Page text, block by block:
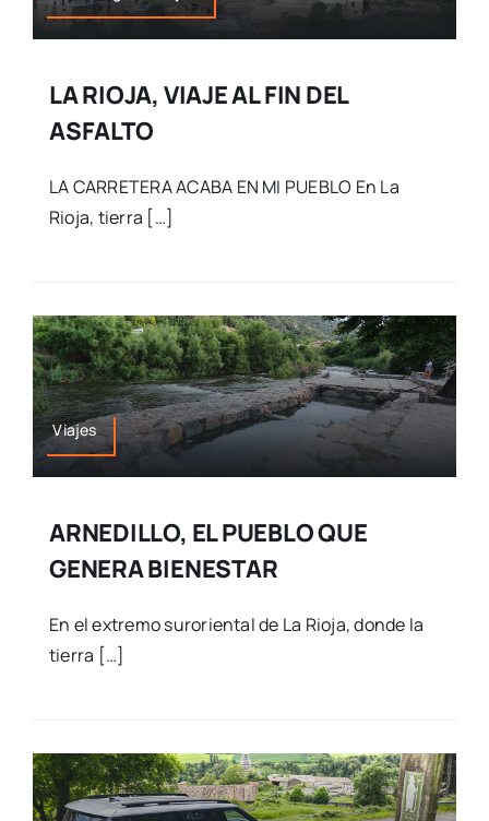
LA RIOJA, VIAJE AL FIN DEL
ASFALTO
LA CARRETERA ACABA EN MI PUEBLO En La
Rioja, tierra […]
Viajes
ARNEDILLO, EL PUEBLO QUE
GENERA BIENESTAR
En el extremo suroriental de La Rioja, donde la
tierra […]